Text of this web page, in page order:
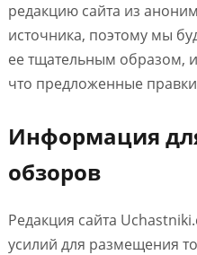
редакцию сайта из
источника, поэтому мы
ее тщательным образом,
что предложенные правки
Информация
обзоров
Редакция сайта
усилий для размещения